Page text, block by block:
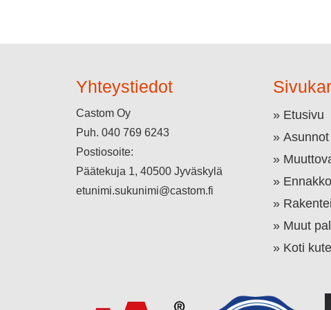
Yhteystiedot
Castom Oy
Puh. 040 769 6243
Postiosoite:
Päätekuja 1, 40500 Jyväskylä
etunimi.sukunimi@castom.fi
Etusivu
Asunnot
Muut
Koti